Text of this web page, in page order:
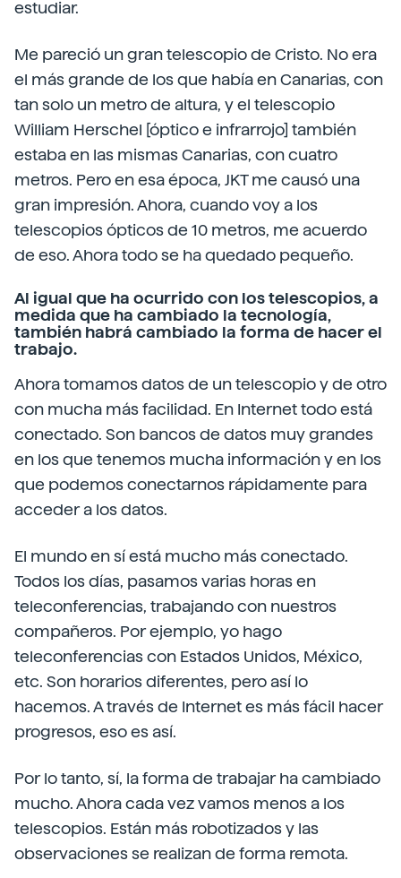
estudiar.
Me pareció un gran telescopio de Cristo. No era
el más grande de los que había en Canarias, con
tan solo un metro de altura, y el telescopio
William Herschel [óptico e infrarrojo] también
estaba en las mismas Canarias, con cuatro
metros. Pero en esa época, JKT me causó una
gran impresión. Ahora, cuando voy a los
telescopios ópticos de 10 metros, me acuerdo
de eso. Ahora todo se ha quedado pequeño.
Al igual que ha ocurrido con los telescopios, a
medida que ha cambiado la tecnología,
también habrá cambiado la forma de hacer el
trabajo.
Ahora tomamos datos de un telescopio y de otro
con mucha más facilidad. En Internet todo está
conectado. Son bancos de datos muy grandes
en los que tenemos mucha información y en los
que podemos conectarnos rápidamente para
acceder a los datos.
El mundo en sí está mucho más conectado.
Todos los días, pasamos varias horas en
teleconferencias, trabajando con nuestros
compañeros. Por ejemplo, yo hago
teleconferencias con Estados Unidos, México,
etc. Son horarios diferentes, pero así lo
hacemos. A través de Internet es más fácil hacer
progresos, eso es así.
Por lo tanto, sí, la forma de trabajar ha cambiado
mucho. Ahora cada vez vamos menos a los
telescopios. Están más robotizados y las
observaciones se realizan de forma remota.